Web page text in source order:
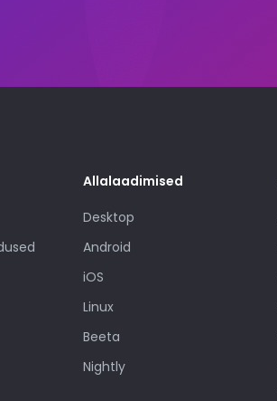
Allalaadimised
Desktop
Android
iOS
Linux
Beeta
Nightly